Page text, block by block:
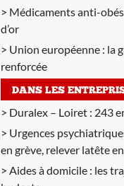
Médicaments anti-
d’or
Union européenne : la
renforcée
DANS LES
Duralex – Loiret : 243
Urgences
en grève, relever latête
Aides à domicile : les